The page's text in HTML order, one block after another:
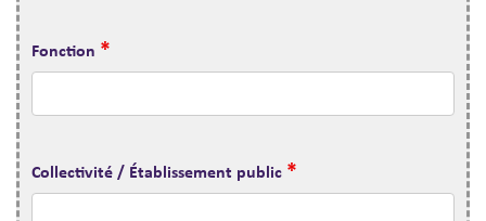
Fonction *
Collectivité / Établissement public *